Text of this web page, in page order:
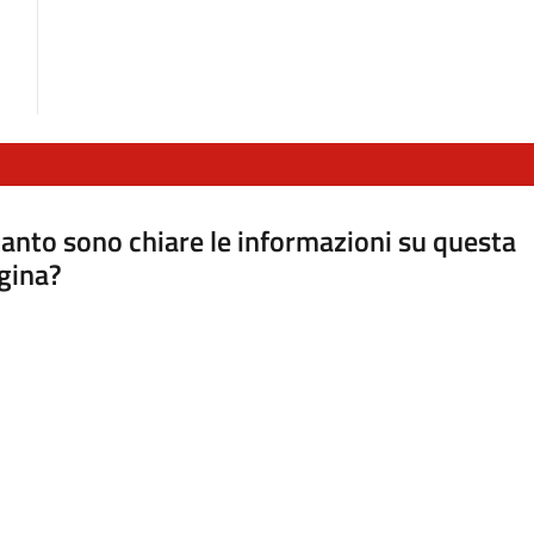
sono chiare le informazioni su questa